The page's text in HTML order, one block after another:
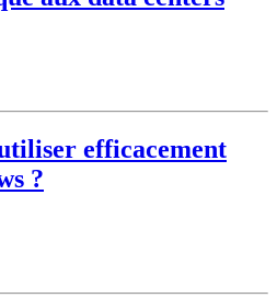
efficacement
?